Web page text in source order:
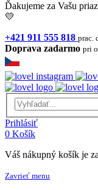
Ďakujeme za Vašu
💛
+421 911 555 818 prac.
Doprava zadarmo pri
Prihlásiť
0 Košík
Váš nákupný košík je
Zavrieť menu